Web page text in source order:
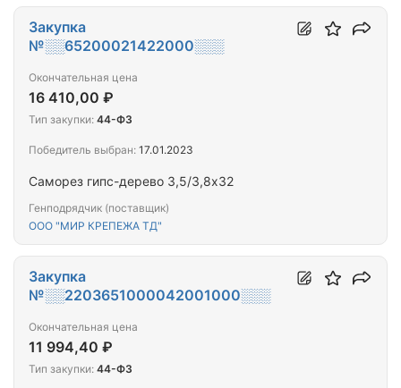
Саморез гипс-дерево 3,5/3,8х32
Генподрядчик (поставщик)
ООО "МИР КРЕПЕЖА ТД"
Закупка
№░░65200021422000░░░
Окончательная цена
16 410,00 ₽
Тип закупки: 44-ФЗ
Победитель выбран: 17.01.2023
Закупка
№░░2203651000042001000░░░
Окончательная цена
11 994,40 ₽
Тип закупки: 44-ФЗ